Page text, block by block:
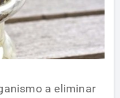
a eliminar